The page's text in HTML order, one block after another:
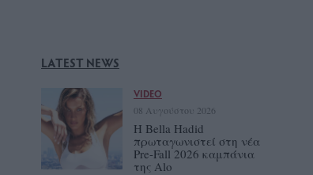
LATEST NEWS
VIDEO
08 Αυγούστου 2026
Η Bella Hadid
πρωταγωνιστεί στη νέα
Pre-Fall 2026 καμπάνια
της Alo